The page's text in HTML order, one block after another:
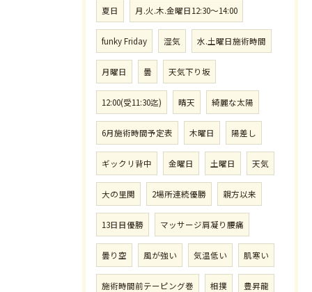
夏日 月.火.木.金曜日12:30〜14:00
funky Friday 湿気 水.土曜日施術時間
月曜日 曇 天気下り坂
12:00(受11:30迄) 晴天 綺麗な太陽
6月施術時間予定表 木曜日 陽差し
ギックリ背中 金曜日 土曜日 天気
大の里関 2場所連続優勝 親方以来
13日目優勝 マッサージ肩凝り腰痛
曇り空 風が強い 気温低い 肌寒い
施術時間前テーピング巻 相撲 豊昇龍